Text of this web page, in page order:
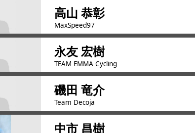
高山 恭彰
MaxSpeed97
永友 宏樹
TEAM EMMA Cycling
磯田 竜介
Team Decoja
中市 昌樹